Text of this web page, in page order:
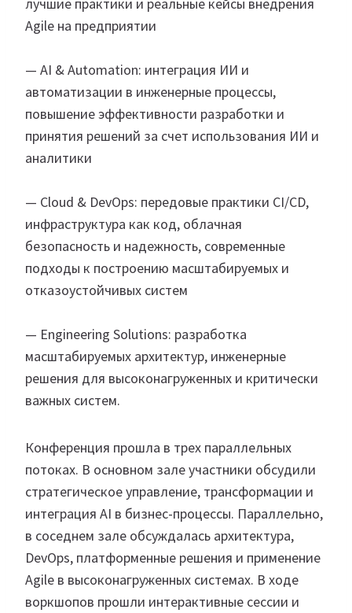
Agile на предприятии
— AI & Automation: интеграция ИИ и
автоматизации в инженерные процессы,
повышение эффективности разработки и
принятия решений за счет использования ИИ и
аналитики
— Cloud & DevOps: передовые практики CI/CD,
инфраструктура как код, облачная
безопасность и надежность, современные
подходы к построению масштабируемых и
отказоустойчивых систем
— Engineering Solutions: разработка
масштабируемых архитектур, инженерные
решения для высоконагруженных и критически
важных систем.
Конференция прошла в трех параллельных
потоках. В основном зале участники обсудили
стратегическое управление, трансформации и
интеграция AI в бизнес-процессы. Параллельно,
в соседнем зале обсуждалась архитектура,
DevOps, платформенные решения и применение
Agile в высоконагруженных системах. В ходе
воркшопов прошли интерактивные сессии и